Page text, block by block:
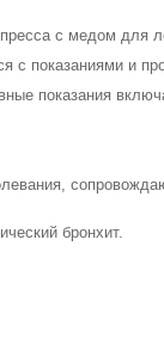
с медом для
с показаниями и
показания
бронхит.